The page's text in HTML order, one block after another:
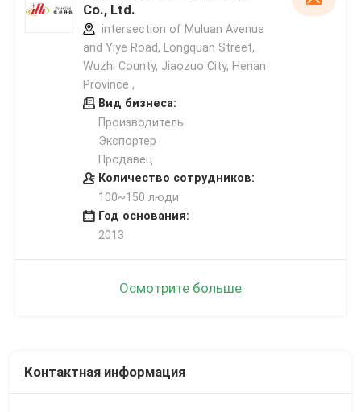
Co., Ltd.
intersection of Muluan Avenue
and Yiye Road, Longquan Street,
Wuzhi County, Jiaozuo City, Henan
Province ,
Вид бизнеса:
Производитель
Экспортер
Продавец
Количество сотрудников:
100~150 люди
Год основания:
2013
Осмотрите больше
Контактная информация